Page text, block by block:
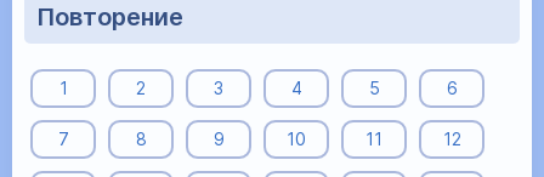
Повторение
1 2 3 4 5 6
7 8 9 10 11 12